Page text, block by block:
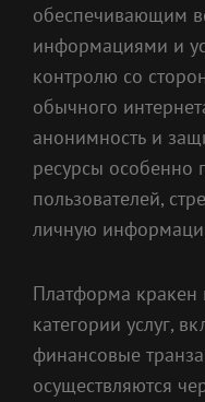
обеспечивающим
информациями и
контролю со
обычного
анонимность и
ресурсы особенно
пользователей,
личную
Платформа кракен
категории услуг,
финансовые
осуществляются